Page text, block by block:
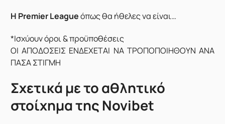
Η Premier Leagueόπως θα ήθελες να είναι…
*Ισχύουν όροι & προϋποθέσεις
ΟΙ ΑΠΟΔΟΣΕΙΣ ΕΝΔΕΧΕΤΑΙ ΝΑ ΤΡΟΠΟΠΟΙΗΘΟΥΝ ΑΝΑ
ΠΑΣΑ ΣΤΙΓΜΗ
Σχετικά με το αθλητικό
στοίχημα της Novibet